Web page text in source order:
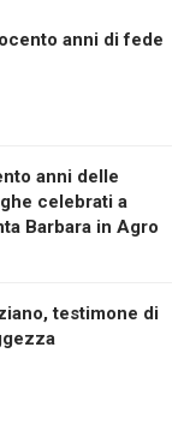
anni di fede
anni delle
celebrati a
Barbara in Agro
testimone di